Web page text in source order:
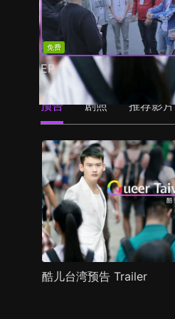
免费
EP1
预告 剧照 推荐影片
酷儿台湾预告 Trailer